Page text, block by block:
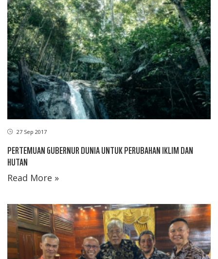
27 Sep 2017
PERTEMUAN GUBERNUR DUNIA UNTUK PERUBAHAN IKLIM DAN
HUTAN
Read More »